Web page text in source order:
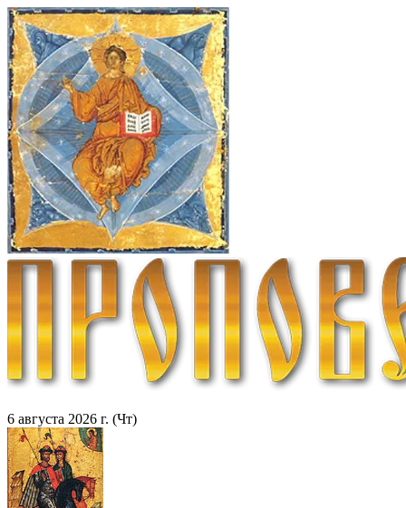
6 августа 2026 г. (Чт)